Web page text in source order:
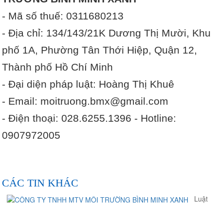
- Mã số thuế: 0311680213
- Địa chỉ: 134/143/21K Dương Thị Mười, Khu
phố 1A, Phường Tân Thới Hiệp, Quận 12,
Thành phố Hồ Chí Minh
- Đại diện pháp luật: Hoàng Thị Khuê
- Email: moitruong.bmx@gmail.com
- Điện thoại: 028.6255.1396 - Hotline:
0907972005
CÁC TIN KHÁC
Luật